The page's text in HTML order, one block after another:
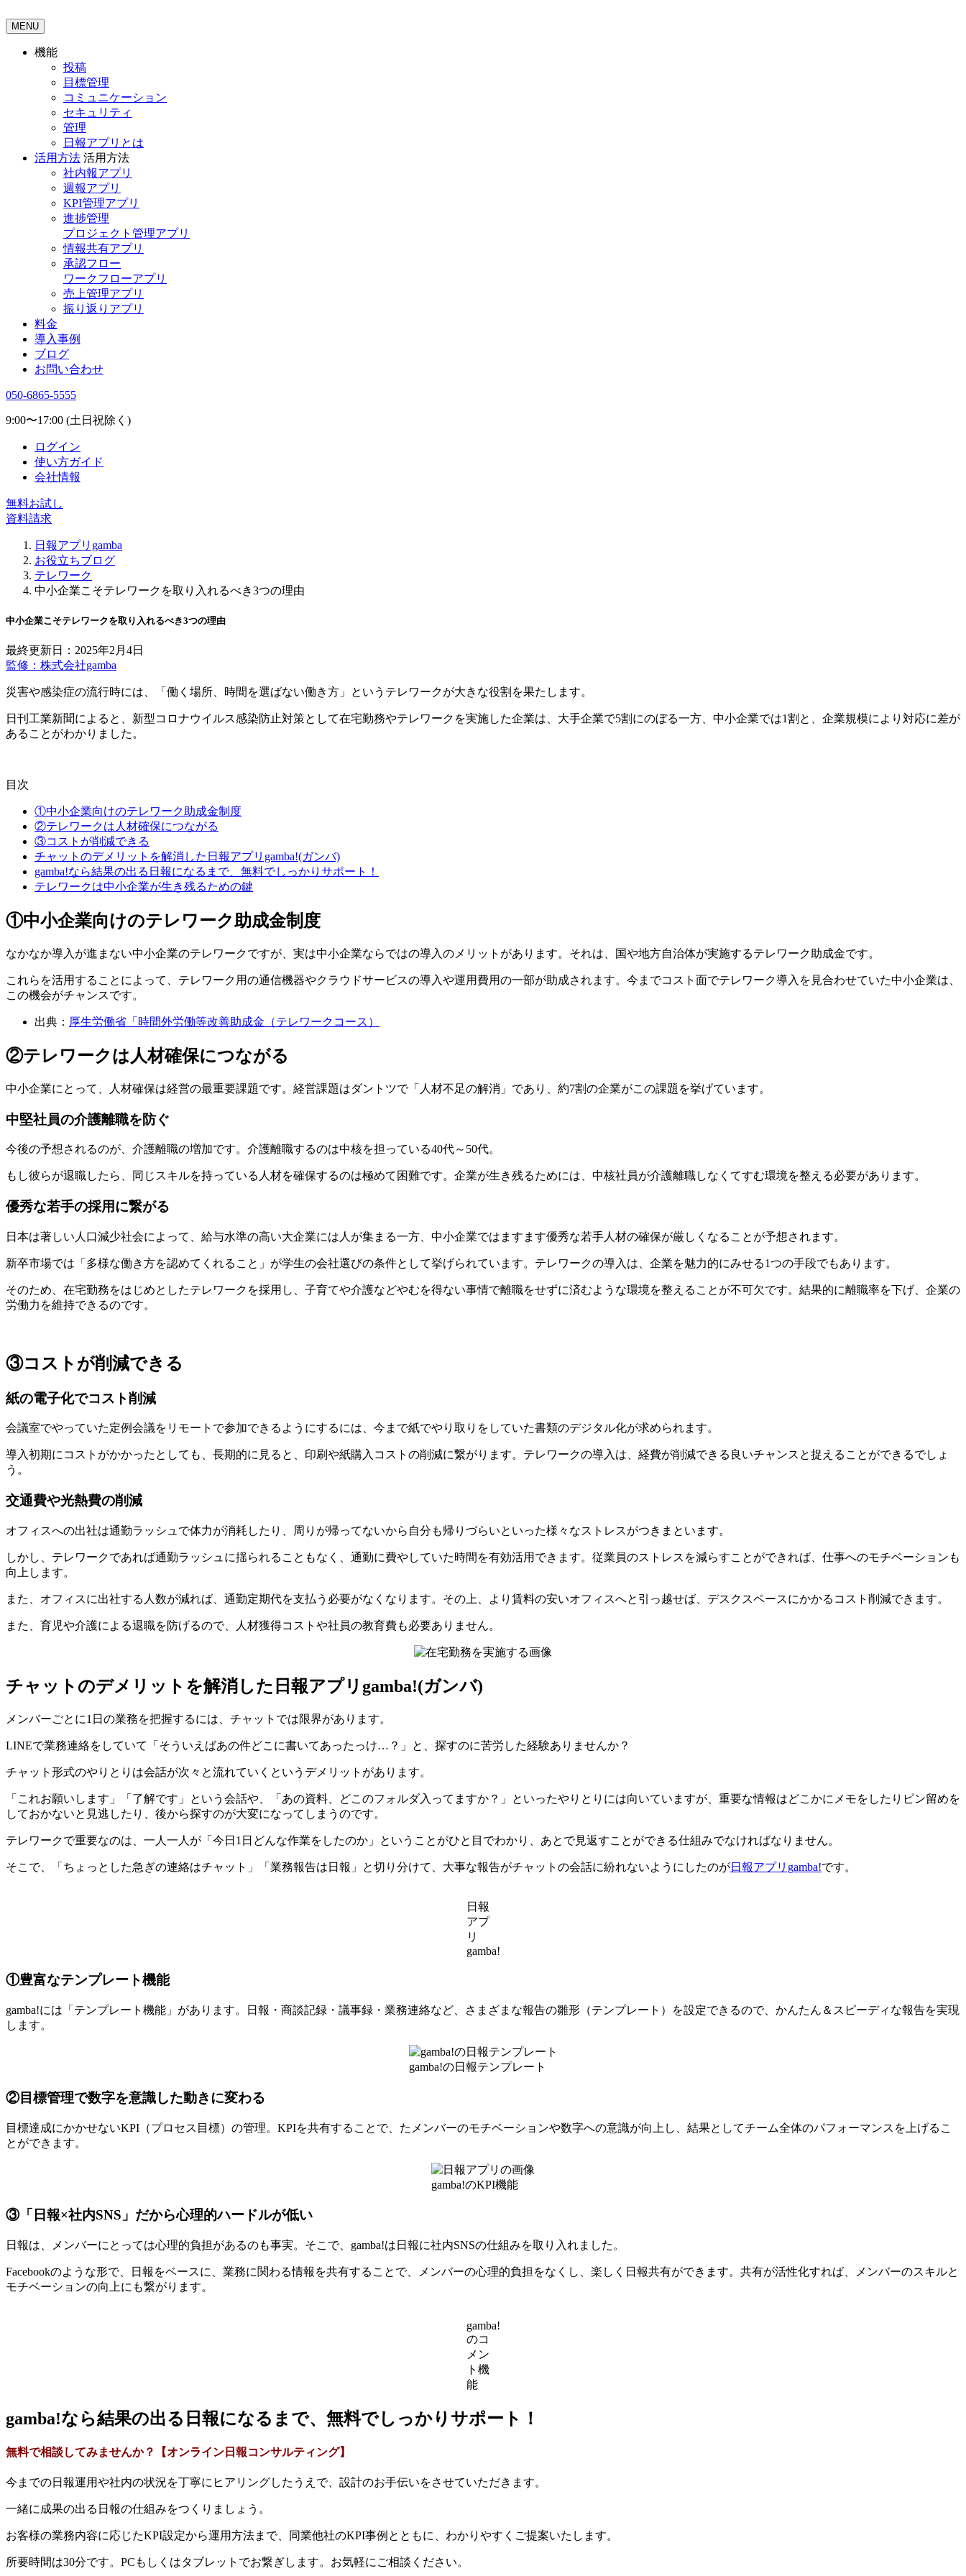
MENU
機能
投稿
目標管理
コミュニケーション
セキュリティ
管理
日報アプリとは
活用方法 活用方法
社内報アプリ
週報アプリ
KPI管理アプリ
進捗管理
プロジェクト管理アプリ
情報共有アプリ
承認フロー
ワークフローアプリ
売上管理アプリ
振り返りアプリ
料金
導入事例
ブログ
お問い合わせ
050-6865-5555
9:00〜17:00 (土日祝除く)
ログイン
使い方ガイド
会社情報
無料お試し
資料請求
日報アプリgamba
お役立ちブログ
テレワーク
中小企業こそテレワークを取り入れるべき3つの理由
中小企業こそテレワークを取り入れるべき3つの理由
最終更新日：2025年2月4日
監修：株式会社gamba
災害や感染症の流行時には、「働く場所、時間を選ばない働き方」というテレワークが大きな役割を果たします。
日刊工業新聞によると、新型コロナウイルス感染防止対策として在宅勤務やテレワークを実施した企業は、大手企業で5割にのぼる一方、中小企業では1割と、企業規模により対応に差が
あることがわかりました。
目次
①中小企業向けのテレワーク助成金制度
②テレワークは人材確保につながる
③コストが削減できる
チャットのデメリットを解消した日報アプリgamba!(ガンバ)
gamba!なら結果の出る日報になるまで、無料でしっかりサポート！
テレワークは中小企業が生き残るための鍵
①中小企業向けのテレワーク助成金制度
なかなか導入が進まない中小企業のテレワークですが、実は中小企業ならではの導入のメリットがあります。それは、国や地方自治体が実施するテレワーク助成金です。
これらを活用することによって、テレワーク用の通信機器やクラウドサービスの導入や運用費用の一部が助成されます。今までコスト面でテレワーク導入を見合わせていた中小企業は、
この機会がチャンスです。
出典： 厚生労働省「時間外労働等改善助成金（テレワークコース）
②テレワークは人材確保につながる
中小企業にとって、人材確保は経営の最重要課題です。経営課題はダントツで「人材不足の解消」であり、約7割の企業がこの課題を挙げています。
中堅社員の介護離職を防ぐ
今後の予想されるのが、介護離職の増加です。介護離職するのは中核を担っている40代～50代。
もし彼らが退職したら、同じスキルを持っている人材を確保するのは極めて困難です。企業が生き残るためには、中核社員が介護離職しなくてすむ環境を整える必要があります。
優秀な若手の採用に繋がる
日本は著しい人口減少社会によって、給与水準の高い大企業には人が集まる一方、中小企業ではますます優秀な若手人材の確保が厳しくなることが予想されます。
新卒市場では「多様な働き方を認めてくれること」が学生の会社選びの条件として挙げられています。テレワークの導入は、企業を魅力的にみせる1つの手段でもあります。
そのため、在宅勤務をはじめとしたテレワークを採用し、子育てや介護などやむを得ない事情で離職をせずに済むような環境を整えることが不可欠です。結果的に離職率を下げ、企業の
労働力を維持できるのです。
③コストが削減できる
紙の電子化でコスト削減
会議室でやっていた定例会議をリモートで参加できるようにするには、今まで紙でやり取りをしていた書類のデジタル化が求められます。
導入初期にコストがかかったとしても、長期的に見ると、印刷や紙購入コストの削減に繋がります。テレワークの導入は、経費が削減できる良いチャンスと捉えることができるでしょ
う。
交通費や光熱費の削減
オフィスへの出社は通勤ラッシュで体力が消耗したり、周りが帰ってないから自分も帰りづらいといった様々なストレスがつきまといます。
しかし、テレワークであれば通勤ラッシュに揺られることもなく、通勤に費やしていた時間を有効活用できます。従業員のストレスを減らすことができれば、仕事へのモチベーションも
向上します。
また、オフィスに出社する人数が減れば、通勤定期代を支払う必要がなくなります。その上、より賃料の安いオフィスへと引っ越せば、デスクスペースにかかるコスト削減できます。
また、育児や介護による退職を防げるので、人材獲得コストや社員の教育費も必要ありません。
チャットのデメリットを解消した日報アプリgamba!(ガンバ)
メンバーごとに1日の業務を把握するには、チャットでは限界があります。
LINEで業務連絡をしていて「そういえばあの件どこに書いてあったっけ…？」と、探すのに苦労した経験ありませんか？
チャット形式のやりとりは会話が次々と流れていくというデメリットがあります。
「これお願いします」「了解です」という会話や、「あの資料、どこのフォルダ入ってますか？」といったやりとりには向いていますが、重要な情報はどこかにメモをしたりピン留めを
しておかないと見逃したり、後から探すのが大変になってしまうのです。
テレワークで重要なのは、一人一人が「今日1日どんな作業をしたのか」ということがひと目でわかり、あとで見返すことができる仕組みでなければなりません。
そこで、「ちょっとした急ぎの連絡はチャット」「業務報告は日報」と切り分けて、大事な報告がチャットの会話に紛れないようにしたのが日報アプリgamba!です。
日報
アプ
リ
gamba!
①豊富なテンプレート機能
gamba!には「テンプレート機能」があります。日報・商談記録・議事録・業務連絡など、さまざまな報告の雛形（テンプレート）を設定できるので、かんたん＆スピーディな報告を実現
します。
gamba!の日報テンプレート
②目標管理で数字を意識した動きに変わる
目標達成にかかせないKPI（プロセス目標）の管理。KPIを共有することで、たメンバーのモチベーションや数字への意識が向上し、結果としてチーム全体のパフォーマンスを上げるこ
とができます。
gamba!のKPI機能
③「日報×社内SNS」だから心理的ハードルが低い
日報は、メンバーにとっては心理的負担があるのも事実。そこで、gamba!は日報に社内SNSの仕組みを取り入れました。
Facebookのような形で、日報をベースに、業務に関わる情報を共有することで、メンバーの心理的負担をなくし、楽しく日報共有ができます。 共有が活性化すれば、メンバーのスキルと
モチベーションの向上にも繋がります。
gamba!
のコ
メン
ト機
能
gamba!なら結果の出る日報になるまで、無料でしっかりサポート！
無料で相談してみませんか？【オンライン日 報コンサルティング】
今までの日報運用や社内の状況を丁寧にヒアリングしたうえで、設計のお手伝いをさせていただきます。
一緒に成果の出る日報の仕組みをつくりましょう。
お客様の業務内容に応じたKPI設定から運用方法まで、同業他社のKPI事例とともに、わかりやすくご提案いたします。
所要時間は30分です。PCもしくはタブレットでお繋ぎします。お気軽にご相談ください。